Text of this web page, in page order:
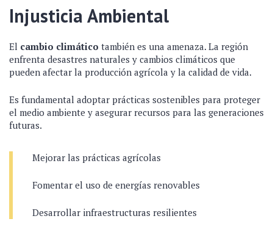
Injusticia Ambiental
El cambio climático también es una amenaza. La región
enfrenta desastres naturales y cambios climáticos que
pueden afectar la producción agrícola y la calidad de vida.
Es fundamental adoptar prácticas sostenibles para proteger
el medio ambiente y asegurar recursos para las generaciones
futuras.
Mejorar las prácticas agrícolas
Fomentar el uso de energías renovables
Desarrollar infraestructuras resilientes